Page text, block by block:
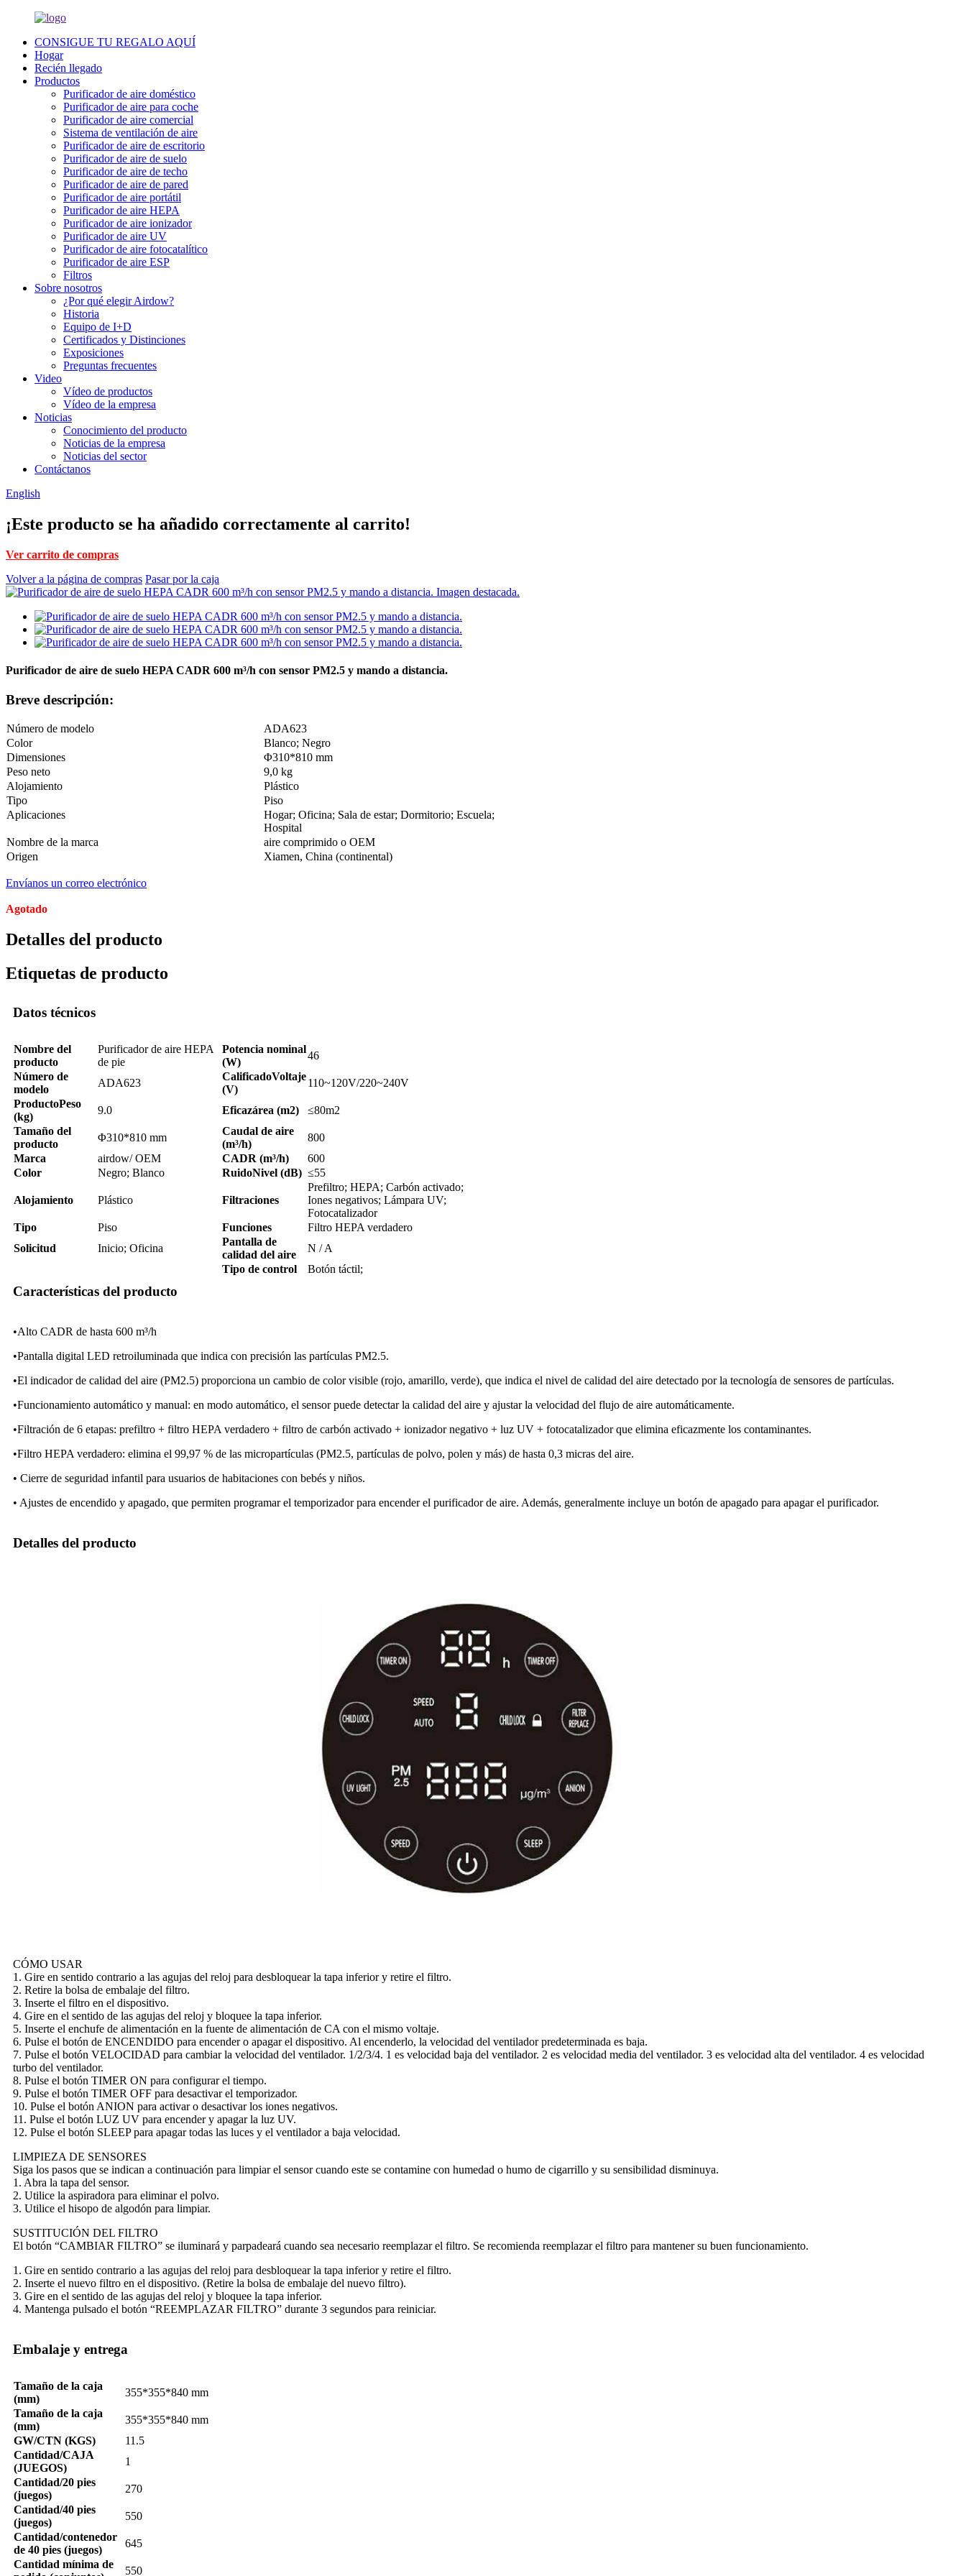
CONSIGUE TU REGALO AQUÍ
Hogar
Recién llegado
Productos
Purificador de aire doméstico
Purificador de aire para coche
Purificador de aire comercial
Sistema de ventilación de aire
Purificador de aire de escritorio
Purificador de aire de suelo
Purificador de aire de techo
Purificador de aire de pared
Purificador de aire portátil
Purificador de aire HEPA
Purificador de aire ionizador
Purificador de aire UV
Purificador de aire fotocatalítico
Purificador de aire ESP
Filtros
Sobre nosotros
¿Por qué elegir Airdow?
Historia
Equipo de I+D
Certificados y Distinciones
Exposiciones
Preguntas frecuentes
Video
Vídeo de productos
Vídeo de la empresa
Noticias
Conocimiento del producto
Noticias de la empresa
Noticias del sector
Contáctanos
English
¡Este producto se ha añadido correctamente al carrito!
Ver carrito de compras
Volver a la página de compras Pasar por la caja
Purificador de aire de suelo HEPA CADR 600 m³/h con sensor PM2.5 y mando a distancia.
Breve descripción:
Número de modelo
ADA623
Color
Blanco; Negro
Dimensiones
Φ310*810 mm
Peso neto
9,0 kg
Alojamiento
Plástico
Tipo
Piso
Aplicaciones
Hogar; Oficina; Sala de estar; Dormitorio; Escuela;
Hospital
Nombre de la marca
aire comprimido o OEM
Origen
Xiamen, China (continental)
Envíanos un correo electrónico
Agotado
Detalles del producto
Etiquetas de producto
Datos técnicos
Nombre del
producto
Purificador de aire HEPA
de pie
Potencia nominal
(W)
46
Número de
modelo
ADA623
CalificadoVoltaje
(V)
110~120V/220~240V
ProductoPeso
(kg)
9.0 Eficazárea (m2)
≤80m2
Tamaño del
producto
Φ310*810 mm
Caudal de aire
(m³/h)
800
Marca
airdow/ OEM CADR (m³/h)
600
Color
Negro; Blanco RuidoNivel (dB) ≤55
Alojamiento Plástico Filtraciones
Prefiltro; HEPA; Carbón activado;
Iones negativos; Lámpara UV;
Fotocatalizador
Tipo
Piso Funciones
Filtro HEPA verdadero
Solicitud
Inicio; Oficina
Pantalla de
calidad del aire
N / A
Tipo de control
Botón táctil;
Características del producto
•Alto CADR de hasta 600 m³/h
•Pantalla digital LED retroiluminada que indica con precisión las partículas PM2.5.
•El indicador de calidad del aire (PM2.5) proporciona un cambio de color visible (rojo, amarillo, verde), que indica el nivel de calidad del aire detectado por la tecnología de sensores de partículas.
•Funcionamiento automático y manual: en modo automático, el sensor puede detectar la calidad del aire y ajustar la velocidad del flujo de aire automáticamente.
•Filtración de 6 etapas: prefiltro + filtro HEPA verdadero + filtro de carbón activado + ionizador negativo + luz UV + fotocatalizador que elimina eficazmente los contaminantes.
•Filtro HEPA verdadero: elimina el 99,97 % de las micropartículas (PM2.5, partículas de polvo, polen y más) de hasta 0,3 micras del aire.
• Cierre de seguridad infantil para usuarios de habitaciones con bebés y niños.
• Ajustes de encendido y apagado, que permiten programar el temporizador para encender el purificador de aire. Además, generalmente incluye un botón de apagado para apagar el purificador.
Detalles del producto
CÓMO USAR
1. Gire en sentido contrario a las agujas del reloj para desbloquear la tapa inferior y retire el filtro.
2. Retire la bolsa de embalaje del filtro.
3. Inserte el filtro en el dispositivo.
4. Gire en el sentido de las agujas del reloj y bloquee la tapa inferior.
5. Inserte el enchufe de alimentación en la fuente de alimentación de CA con el mismo voltaje.
6. Pulse el botón de ENCENDIDO para encender o apagar el dispositivo. Al encenderlo, la velocidad del ventilador predeterminada es baja.
7. Pulse el botón VELOCIDAD para cambiar la velocidad del ventilador. 1/2/3/4. 1 es velocidad baja del ventilador. 2 es velocidad media del ventilador. 3 es velocidad alta del ventilador. 4 es velocidad
turbo del ventilador.
8. Pulse el botón TIMER ON para configurar el tiempo.
9. Pulse el botón TIMER OFF para desactivar el temporizador.
10. Pulse el botón ANION para activar o desactivar los iones negativos.
11. Pulse el botón LUZ UV para encender y apagar la luz UV.
12. Pulse el botón SLEEP para apagar todas las luces y el ventilador a baja velocidad.
LIMPIEZA DE SENSORES
Siga los pasos que se indican a continuación para limpiar el sensor cuando este se contamine con humedad o humo de cigarrillo y su sensibilidad disminuya.
1. Abra la tapa del sensor.
2. Utilice la aspiradora para eliminar el polvo.
3. Utilice el hisopo de algodón para limpiar.
SUSTITUCIÓN DEL FILTRO
El botón “CAMBIAR FILTRO” se iluminará y parpadeará cuando sea necesario reemplazar el filtro. Se recomienda reemplazar el filtro para mantener su buen funcionamiento.
1. Gire en sentido contrario a las agujas del reloj para desbloquear la tapa inferior y retire el filtro.
2. Inserte el nuevo filtro en el dispositivo. (Retire la bolsa de embalaje del nuevo filtro).
3. Gire en el sentido de las agujas del reloj y bloquee la tapa inferior.
4. Mantenga pulsado el botón “REEMPLAZAR FILTRO” durante 3 segundos para reiniciar.
Embalaje y entrega
Tamaño de la caja
(mm)
355*355*840 mm
Tamaño de la caja
(mm)
355*355*840 mm
GW/CTN (KGS)
11.5
Cantidad/CAJA
(JUEGOS)
1
Cantidad/20 pies
(juegos)
270
Cantidad/40 pies
(juegos)
550
Cantidad/contenedor
de 40 pies (juegos)
645
Cantidad mínima de
550